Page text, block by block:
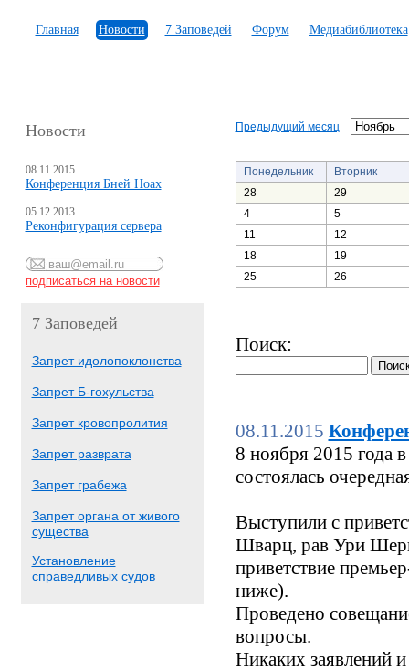
Главная Новости 7 Заповедей Форум Медиабиблиотека
Новости
08.11.2015
Конференция Бней Ноах
05.12.2013
Реконфигурация сервера
7 Заповедей
Запрет идолопоклонства
Запрет Б-гохульства
Запрет кровопролития
Запрет разврата
Запрет грабежа
Запрет органа от живого
существа
Установление
справедливых судов
Предыдущий месяц
Понедельник
Вторник
28
29
4
5
11
12
18
19
25
26
Поиск:
08.11.2015
8 ноября 2015 года
состоялась
Выступили с
Шварц, рав Ури
приветствие
ниже).
Проведено
вопросы.
Никаких заявлений